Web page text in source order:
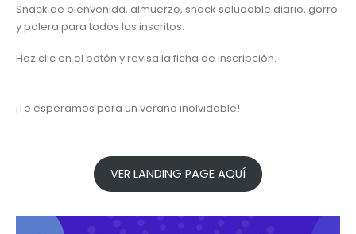
Snack de bienvenida, almuerzo, snack saludable diario, gorro
y polera para todos los inscritos.
Haz clic en el botón y revisa la ficha de inscripción.
¡Te esperamos para un verano inolvidable!
VER LANDING PAGE AQUÍ